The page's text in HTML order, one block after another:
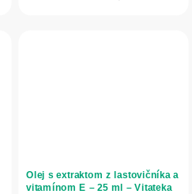
Olej s extraktom z lastovičníka a
vitamínom E – 25 ml – Vitateka